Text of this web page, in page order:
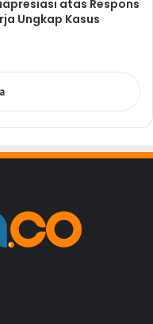
atas Respons
Ungkap Kasus